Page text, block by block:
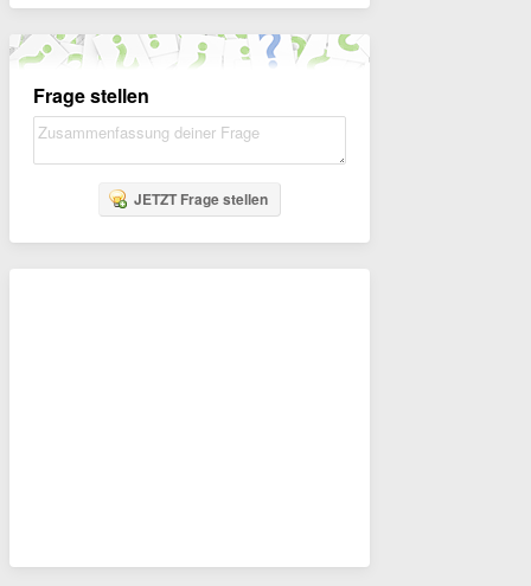
Frage stellen
JETZT Frage stellen